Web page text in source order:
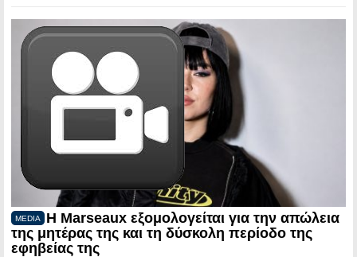
MEDIA
Η Marseaux εξομολογείται για την απώλεια
της μητέρας της και τη δύσκολη περίοδο της
εφηβείας της